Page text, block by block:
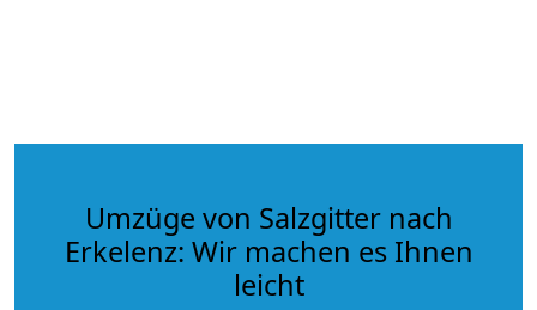
Umzüge von Salzgitter nach
Erkelenz: Wir machen es Ihnen
leicht